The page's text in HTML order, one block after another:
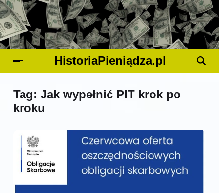
HistoriaPieniądza.pl
Tag: Jak wypełnić PIT krok po
kroku